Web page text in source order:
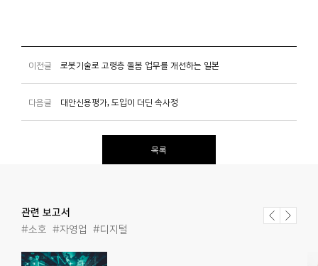
이전글 로봇기술로 고령층 돌봄 업무를 개선하는 일본
다음글 대안신용평가, 도입이 더딘 속사정
목록
관련 보고서
#소호 #자영업 #디지털